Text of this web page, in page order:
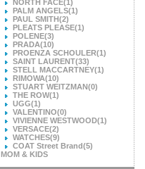
NORTH FACE(1)
PALM ANGELS(1)
PAUL SMITH(2)
PLEATS PLEASE(1)
POLENE(3)
PRADA(10)
PROENZA SCHOULER(1)
SAINT LAURENT(33)
STELL MACCARTNEY(1)
RIMOWA(10)
STUART WEITZMAN(0)
THE ROW(1)
UGG(1)
VALENTINO(0)
VIVIENNE WESTWOOD(1)
VERSACE(2)
WATCHES(9)
COAT Street Brand(5)
MOM & KIDS